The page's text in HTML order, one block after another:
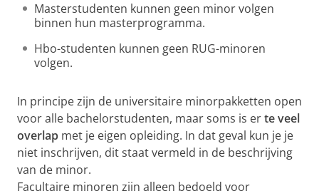
Masterstudenten kunnen geen minor volgen
binnen hun masterprogramma.
Hbo-studenten kunnen geen RUG-minoren
volgen.
In principe zijn de universitaire minorpakketten open
voor alle bachelorstudenten, maar soms is erte veel
overlap met je eigen opleiding. In dat geval kun je je
niet inschrijven, dit staat vermeld in de beschrijving
van de minor.
Facultaire minoren zijn alleen bedoeld voor